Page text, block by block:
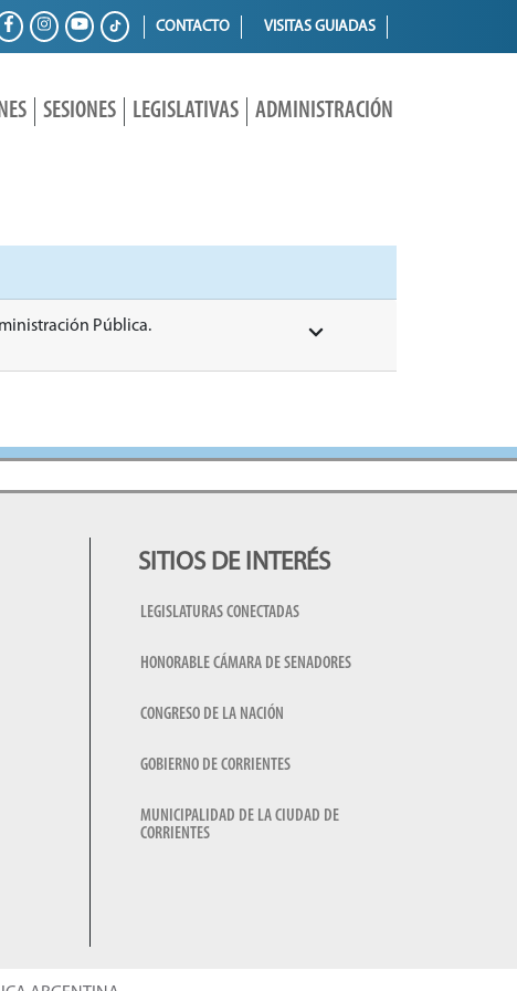
CONTACTO VISITAS GUIADAS
SESIONES LEGISLATIVAS ADMINISTRACIÓN
Pública.
SITIOS DE INTERÉS
LEGISLATURAS CONECTADAS
HONORABLE CÁMARA DE SENADORES
CONGRESO DE LA NACIÓN
GOBIERNO DE CORRIENTES
MUNICIPALIDAD DE LA CIUDAD DE
CORRIENTES